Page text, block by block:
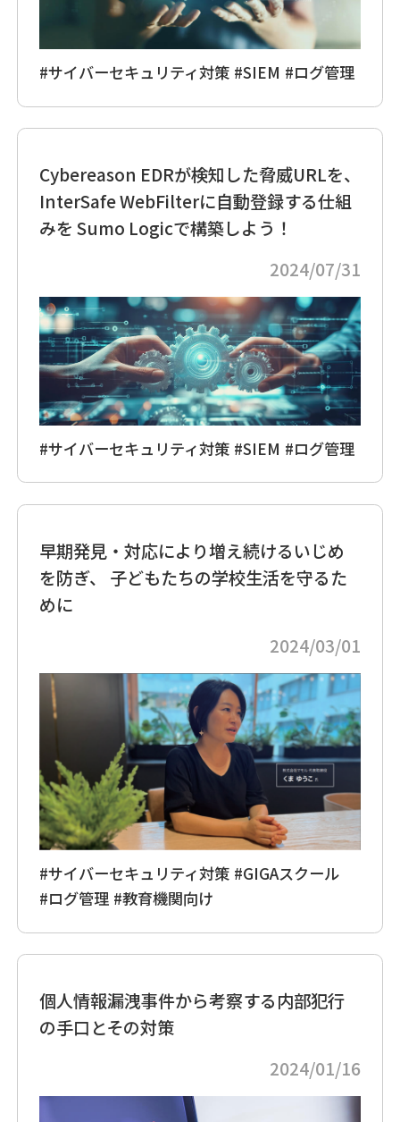
#サイバーセキュリティ対策 #SIEM #ログ管理
Cybereason EDRが検知した脅威URLを、
InterSafe WebFilterに自動登録する仕組
みを Sumo Logicで構築しよう！
2024/07/31
#サイバーセキュリティ対策 #SIEM #ログ管理
早期発見・対応により増え続けるいじめ
を防ぎ、 子どもたちの学校生活を守るた
めに
2024/03/01
#サイバーセキュリティ対策 #GIGAスクール
#ログ管理 #教育機関向け
個人情報漏洩事件から考察する内部犯行
の手口とその対策
2024/01/16